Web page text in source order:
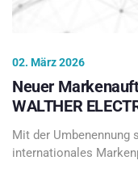
02. März 2026
Neuer
WALTHER
Mit der Umbenennung
internationales